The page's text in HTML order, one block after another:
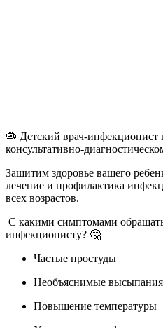
🦠 Детский врач-инфекционист
консультативно-
Защитим здоровье вашего
лечение и профилактика
всех возрастов.
С какими симптомами
инфекционисту? 🤔
Частые простуды
Необъяснимые высыпания
Повышение температуры